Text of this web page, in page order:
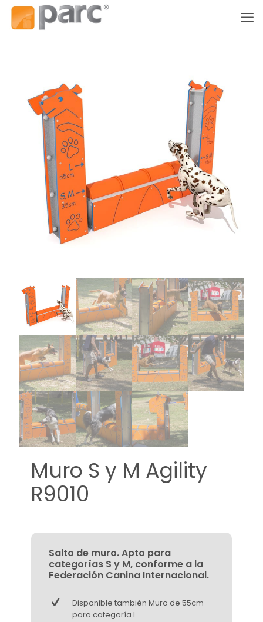
Muro S y M Agility
R9010
Salto de muro. Apto para
categorías S y M, conforme a la
Federación Canina Internacional.
Disponible también Muro de 55cm
para categoría L.